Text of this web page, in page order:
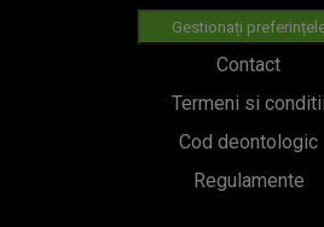
Gestionați
Contact
Termeni si conditii
Cod deontologic
Regulamente